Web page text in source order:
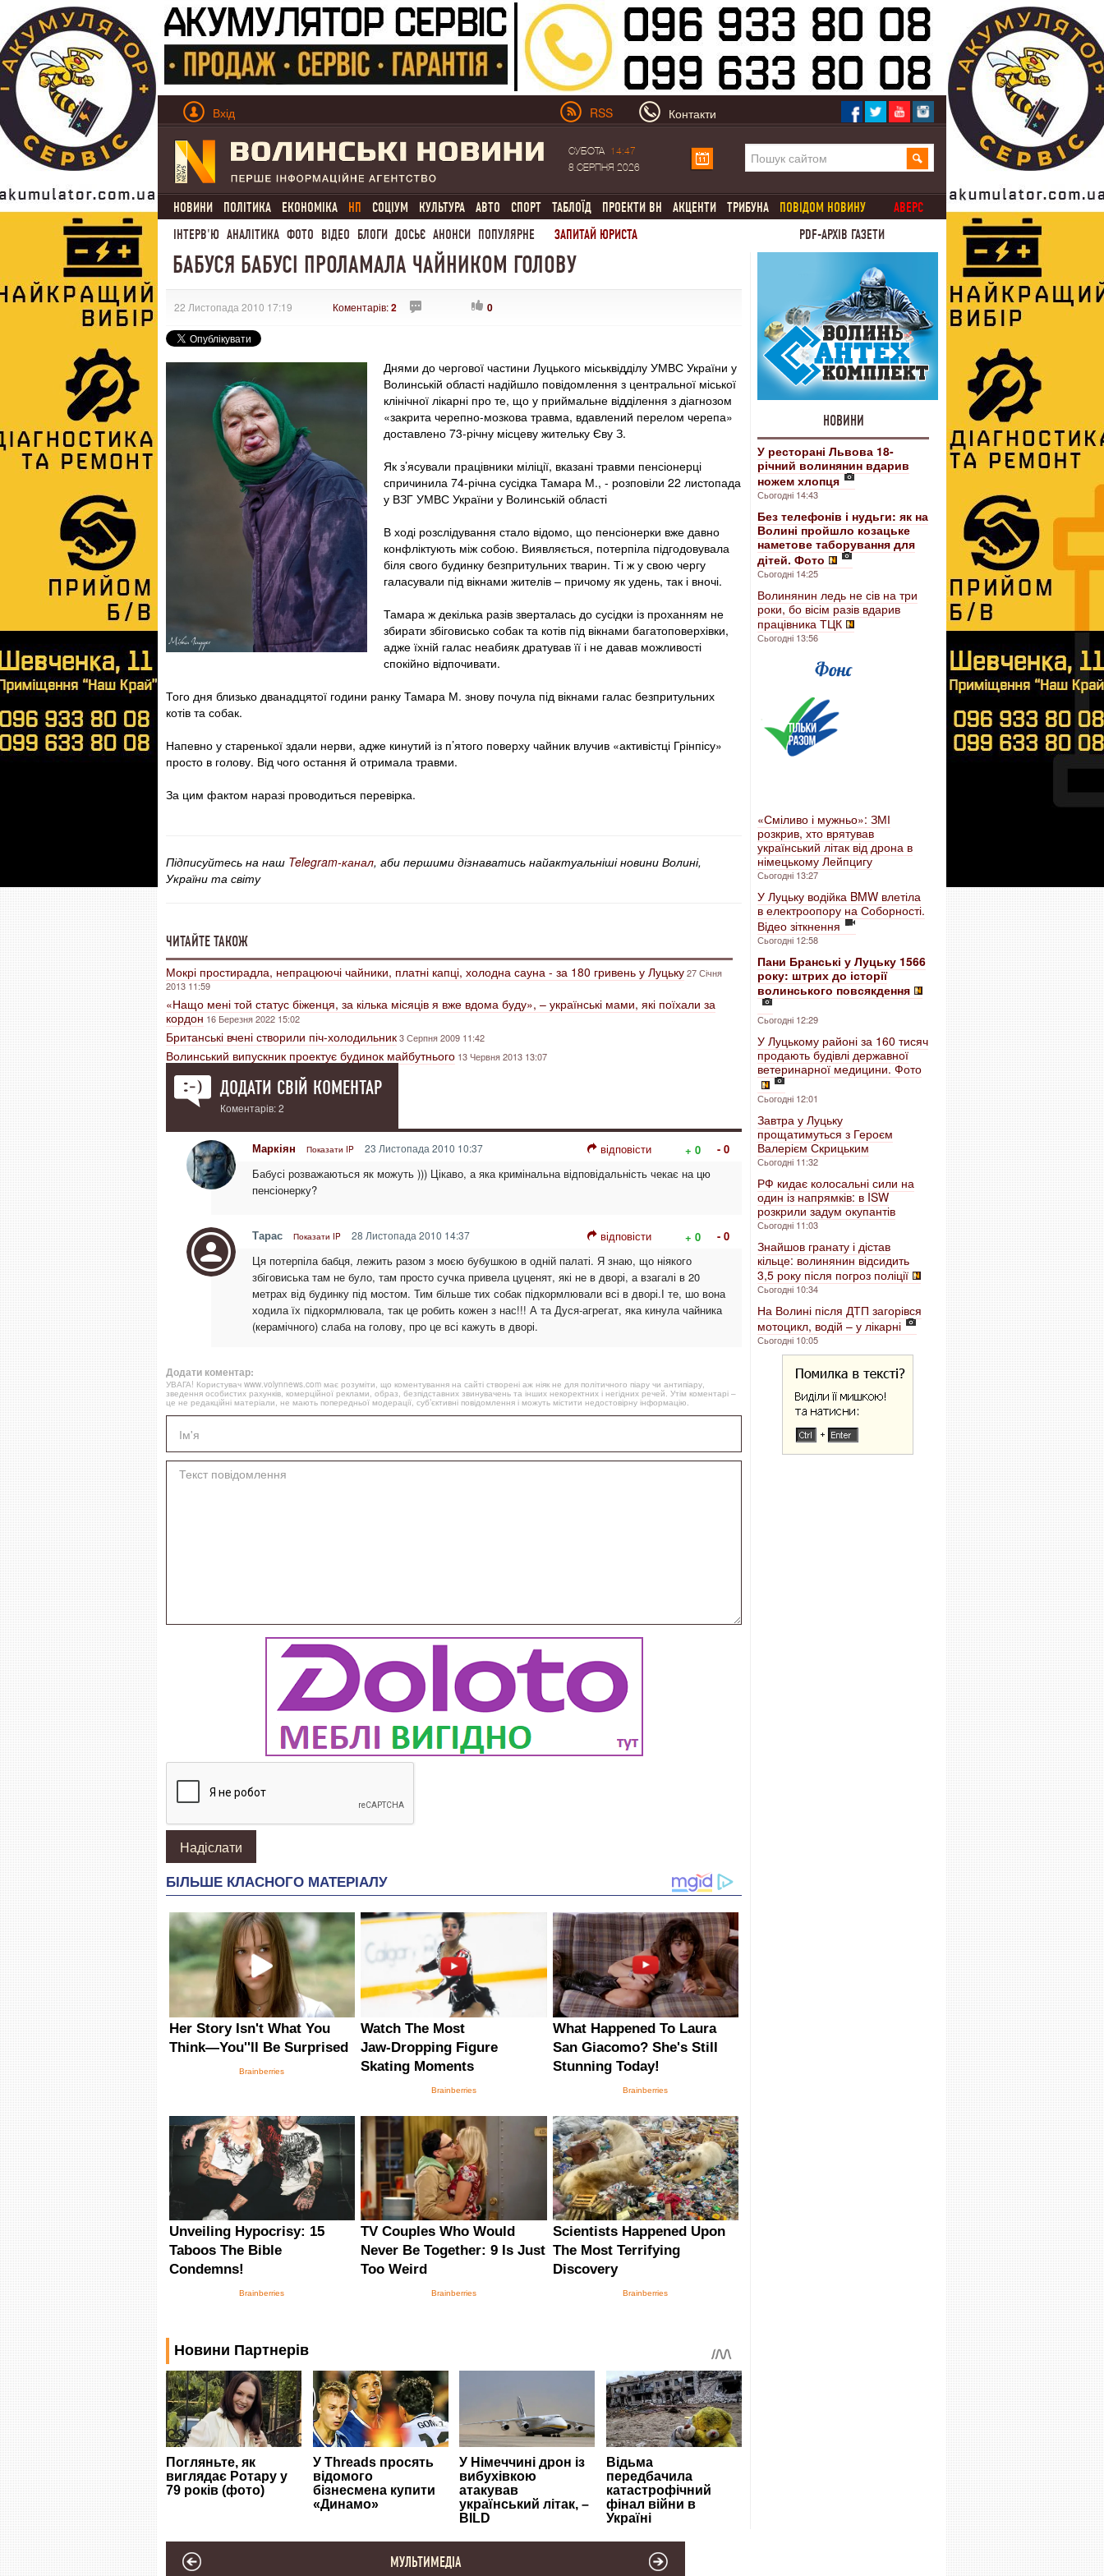
Вхід RSS Контакти
СУБОТА
14:47
8 СЕРПНЯ 2026
НОВИНИ ПОЛІТИКА ЕКОНОМІКА НП СОЦІУМ КУЛЬТУРА АВТО СПОРТ ТАБЛОЇД ПРОЕКТИ ВН АКЦЕНТИ ТРИБУНА ПОВІДОМ НОВИНУ
АВЕРС
ІНТЕРВ'Ю АНАЛІТИКА ФОТО ВІДЕО БЛОГИ ДОСЬЄ АНОНСИ ПОПУЛЯРНЕ ЗАПИТАЙ ЮРИСТА PDF-АРХІВ ГАЗЕТИ
БАБУСЯ БАБУСІ ПРОЛАМАЛА ЧАЙНИКОМ ГОЛОВУ
22 Листопада 2010 17:19 Коментарів:2 0
Днями до чергової частини Луцького міськвідділу УМВС України у
Волинській області надійшло повідомлення з центральної міської
клінічної лікарні про те, що у приймальне відділення з діагнозом
«закрита черепно-мозкова травма, вдавлений перелом черепа»
доставлено 73-річну місцеву жительку Єву З.
Як з’ясували працівники міліції, вказані травми пенсіонерці
спричинила 74-річна сусідка Тамара М., - розповіли 22 листопада
у ВЗГ УМВС України у Волинській області
В ході розслідування стало відомо, що пенсіонерки вже давно
конфліктують між собою. Виявляється, потерпіла підгодовувала
біля свого будинку безпритульних тварин. Ті ж у свою чергу
галасували під вікнами жителів – причому як удень, так і вночі.
Тамара ж декілька разів зверталась до сусідки із проханням не
збирати збіговисько собак та котів під вікнами багатоповерхівки,
адже їхній галас неабияк дратував її і не давав можливості
спокійно відпочивати.
Того дня близько дванадцятої години ранку Тамара М. знову почула під вікнами галас безпритульних
котів та собак.
Напевно у старенької здали нерви, адже кинутий із п’ятого поверху чайник влучив «активістці Грінпісу»
просто в голову. Від чого остання й отримала травми.
За цим фактом наразі проводиться перевірка.
Підписуйтесь на наш Telegram-канал, аби першими дізнаватись найактуальніші новини Волині,
України та світу
ЧИТАЙТЕ ТАКОЖ
Мокрі простирадла, непрацюючі чайники, платні капці, холодна сауна - за 180 гривень у Луцьку27 Січня
2013 11:59
«Нащо мені той статус біженця, за кілька місяців я вже вдома буду», – українські мами, які поїхали за
кордон 16 Березня 2022 15:02
Британські вчені створили піч-холодильник3 Серпня 2009 11:42
Волинський випускник проектує будинок майбутнього 13 Червня 2013 13:07
ДОДАТИ СВІЙ КОМЕНТАР
Коментарів: 2
Маркіян Показати IP 23 Листопада 2010 10:37 відповісти + 0
- 0
Бабусі розважаються як можуть ))) Цікаво, а яка кримінальна відповідальність чекає на цю
пенсіонерку?
Тарас Показати IP 28 Листопада 2010 14:37 відповісти + 0
- 0
Ця потерпіла бабця, лежить разом з моєю бубушкою в одній палаті. Я знаю, що ніякого
збіговиська там не було, там просто сучка привела цуценят, які не в дворі, а взагалі в 20
метрах від будинку під мостом. Тим більше тих собак підкормлювали всі в дворі.І те, шо вона
ходила їх підкормлювала, так це робить кожен з нас!!! А та Дуся-агрегат, яка кинула чайника
(керамічного) слаба на голову, про це всі кажуть в дворі.
Додати коментар:
УВАГА! Користувач www.volynnews.com має розуміти, що коментування на сайті створені аж ніяк не для політичного піару чи антипіару,
зведення особистих рахунків, комерційної реклами, образ, безпідставних звинувачень та інших некоректних і негідних речей. Утім коментарі –
це не редакційні матеріали, не мають попередньої модерації, суб’єктивні повідомлення і можуть містити недостовірну інформацію.
НОВИНИ
У ресторані Львова 18-
річний волинянин вдарив
ножем хлопця
Сьогодні 14:43
Без телефонів і нудьги: як на
Волині пройшло козацьке
наметове таборування для
дітей. Фото
Сьогодні 14:25
Волинянин ледь не сів на три
роки, бо вісім разів вдарив
працівника ТЦК
Сьогодні 13:56
«Сміливо і мужньо»: ЗМІ
розкрив, хто врятував
український літак від дрона в
німецькому Лейпцигу
Сьогодні 13:27
У Луцьку водійка BMW влетіла
в електроопору на Соборності.
Відео зіткнення
Сьогодні 12:58
Пани Бранські у Луцьку 1566
року: штрих до історії
волинського повсякдення
Сьогодні 12:29
У Луцькому районі за 160 тисяч
продають будівлі державної
ветеринарної медицини. Фото
Сьогодні 12:01
Завтра у Луцьку
прощатимуться з Героєм
Валерієм Скрицьким
Сьогодні 11:32
РФ кидає колосальні сили на
один із напрямків: в ISW
розкрили задум окупантів
Сьогодні 11:03
Знайшов гранату і дістав
кільце: волинянин відсидить
3,5 року після погроз поліції
Сьогодні 10:34
На Волині після ДТП загорівся
мотоцикл, водій – у лікарні
Сьогодні 10:05
МУЛЬТИМЕДІА